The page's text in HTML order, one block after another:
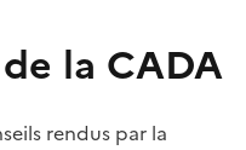
la CADA
rendus par la